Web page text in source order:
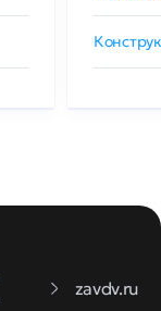
zavdv.ru